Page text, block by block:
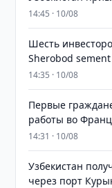
14:45 · 10/08
Шесть
Sherobod sement
14:35 · 10/08
Первые
работы во
14:31 · 10/08
Узбекистан
через порт